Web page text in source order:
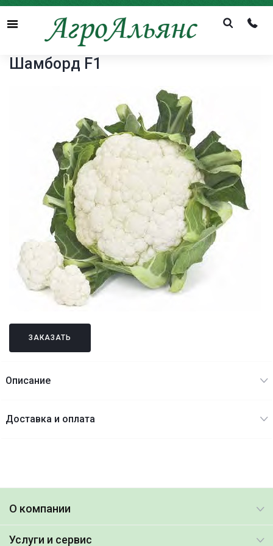
Menu
Шамборд F1
ЗАКАЗАТЬ
Описание
Доставка и оплата
О компании
Услуги и сервис